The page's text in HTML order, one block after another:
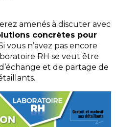
amenés à discuter avec
concrètes pour
vous n’avez pas encore
RH se veut être
et de partage de